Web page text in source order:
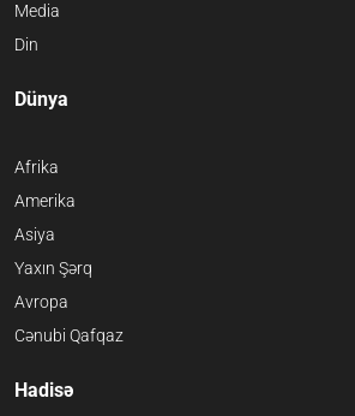
Media
Din
Dünya
Afrika
Amerika
Asiya
Yaxın Şərq
Avropa
Cənubi Qafqaz
Hadisə